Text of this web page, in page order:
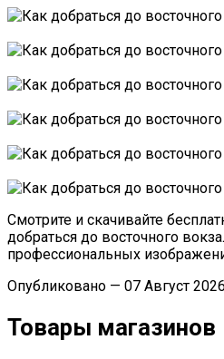
Смотрите и скачивайте
добраться до восточного
профессиональных
Опубликовано — 07 Август
Товары магазинов